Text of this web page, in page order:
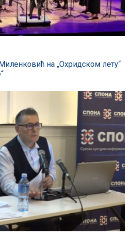
на „Охридском лету“